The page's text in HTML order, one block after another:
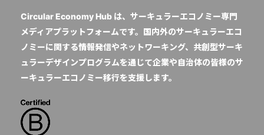
Circular Economy Hub は、サーキュラーエコノミー専門
メディアプラットフォームです。国内外のサーキュラーエコ
ノミーに関する情報発信やネットワーキング、共創型サーキ
ュラーデザインプログラムを通じて企業や自治体の皆様のサ
ーキュラーエコノミー移行を支援します。